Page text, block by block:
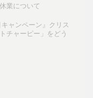
業について
ャンペーン』クリス
チャーピー」をどう